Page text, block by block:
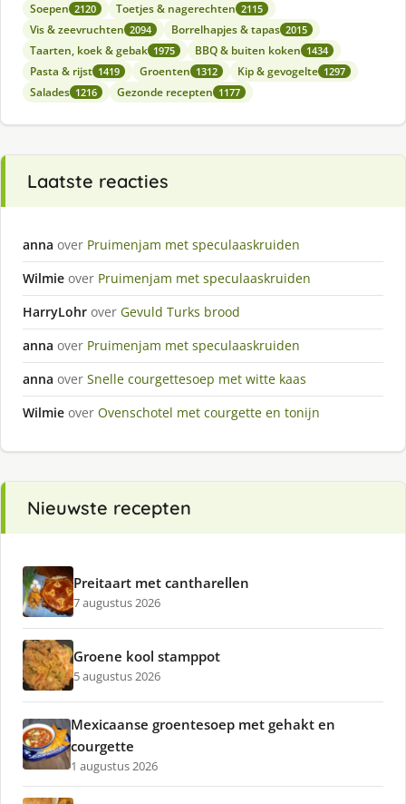
Soepen 2120 Toetjes & nagerechten 2115
Vis & zeevruchten 2094 Borrelhapjes & tapas 2015
Taarten, koek & gebak 1975 BBQ & buiten koken 1434
Pasta & rijst 1419 Groenten 1312 Kip & gevogelte 1297
Salades 1216 Gezonde recepten 1177
Laatste reacties
anna over Pruimenjam met speculaaskruiden
Wilmie over Pruimenjam met speculaaskruiden
HarryLohr over Gevuld Turks brood
anna over Pruimenjam met speculaaskruiden
anna over Snelle courgettesoep met witte kaas
Wilmie over Ovenschotel met courgette en tonijn
Nieuwste recepten
Preitaart met cantharellen
7 augustus 2026
Groene kool stamppot
5 augustus 2026
Mexicaanse groentesoep met gehakt en
courgette
1 augustus 2026